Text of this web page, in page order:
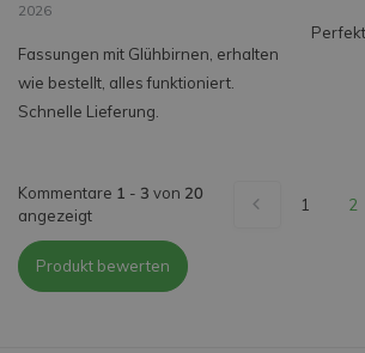
2026
Fassungen mit Glühbirnen, erhalten
wie bestellt, alles funktioniert.
Schnelle Lieferung.
Kommentare 1 - 3 von 20
angezeigt
1 2
Produkt bewerten